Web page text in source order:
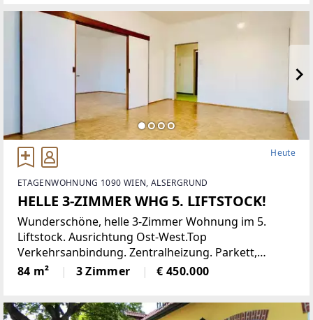
Heute
ETAGENWOHNUNG 1090 WIEN, ALSERGRUND
HELLE 3-ZIMMER WHG 5. LIFTSTOCK!
Wunderschöne, helle 3-Zimmer Wohnung im 5.
Liftstock. Ausrichtung Ost-West.Top
Verkehrsanbindung. Zentralheizung. Parkett,
Jalousien, Abstellraum. Kellerabteil.Diese
lichtdurchflutete Etagenwohnung bietet reichlich
84 m² 3 Zimmer € 450.000